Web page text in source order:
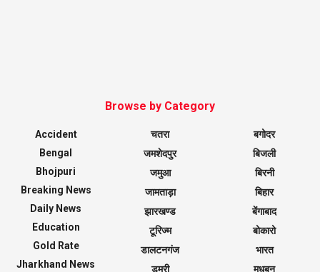
Browse by Category
Accident
Bengal
Bhojpuri
Breaking News
Daily News
Education
Gold Rate
Jharkhand News
चतरा
जमशेदपुर
जमुआ
जामताड़ा
झारखण्ड
टूरिज्म
डालटनगंज
डुमरी
बगोदर
बिजली
बिरनी
बिहार
बेंगाबाद
बोकारो
भारत
मधुबन